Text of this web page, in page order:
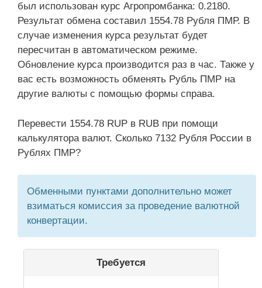
был использован курс Агропромбанка: 0.2180.
Результат обмена составил 1554.78 Рубля ПМР. В
случае изменения курса результат будет
пересчитан в автоматическом режиме.
Обновление курса производится раз в час. Также у
вас есть возможность обменять Рубль ПМР на
другие валюты с помощью формы справа.
Перевести 1554.78 RUP в RUB при помощи
калькулятора валют. Сколько 7132 Рубля России в
Рублях ПМР?
Обменными пунктами дополнительно может
взиматься комиссия за проведение валютной
конвертации.
Требуется